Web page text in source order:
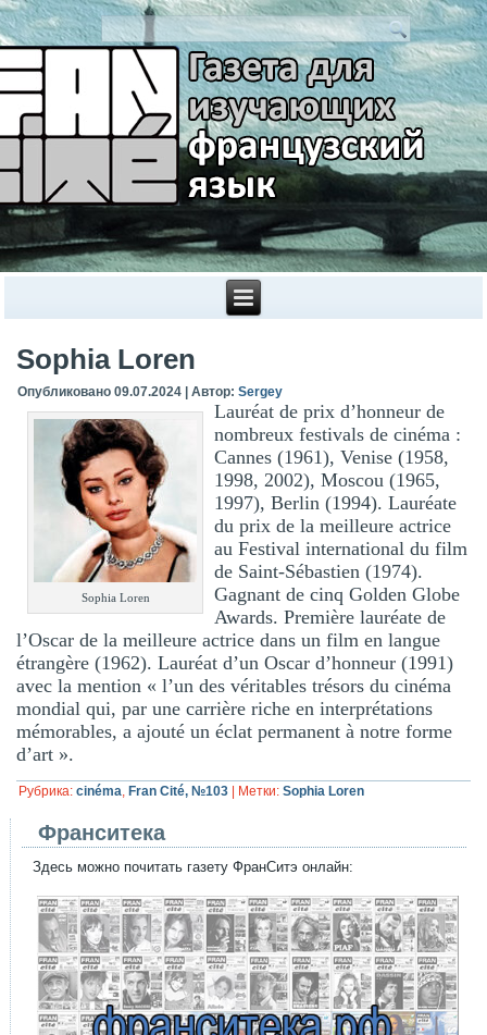
Sophia Loren
Опубликовано 09.07.2024 |Автор: Sergey
Sophia Loren
Lauréat de prix d’honneur de
nombreux festivals de cinéma :
Cannes (1961), Venise (1958,
1998, 2002), Moscou (1965,
1997), Berlin (1994). Lauréate
du prix de la meilleure actrice
au Festival international du film
de Saint-Sébastien (1974).
Gagnant de cinq Golden Globe
Awards. Première lauréate de
l’Oscar de la meilleure actrice dans un film en langue
étrangère (1962). Lauréat d’un Oscar d’honneur (1991)
avec la mention « l’un des véritables trésors du cinéma
mondial qui, par une carrière riche en interprétations
mémorables, a ajouté un éclat permanent à notre forme
d’art ».
Рубрика: cinéma, Fran Cité, №103 Метки: Sophia Loren
Франситека
Здесь можно почитать газету ФранСитэ онлайн: